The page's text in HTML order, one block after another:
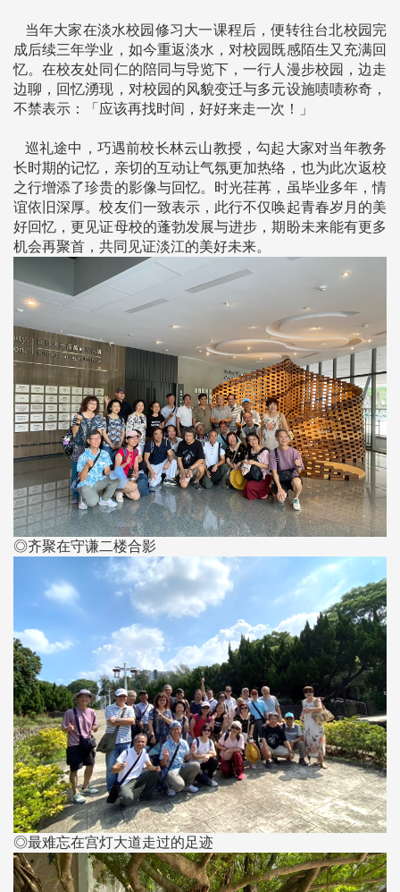
当年大家在淡水校园修习大一课程后，便转往台北校园完
成后续三年学业，如今重返淡水，对校园既感陌生又充满回
忆。在校友处同仁的陪同与导览下，一行人漫步校园，边走
边聊，回忆湧现，对校园的风貌变迁与多元设施啧啧称奇，
不禁表示：「应该再找时间，好好来走一次！」
巡礼途中，巧遇前校长林云山教授，勾起大家对当年教务
长时期的记忆，亲切的互动让气氛更加热络，也为此次返校
之行增添了珍贵的影像与回忆。时光荏苒，虽毕业多年，情
谊依旧深厚。校友们一致表示，此行不仅唤起青春岁月的美
好回忆，更见证母校的蓬勃发展与进步，期盼未来能有更多
机会再聚首，共同见证淡江的美好未来。
◎齐聚在守谦二楼合影
◎最难忘在宫灯大道走过的足迹